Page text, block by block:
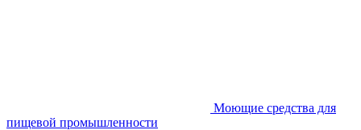
Моющие средства для
пищевой промышленности